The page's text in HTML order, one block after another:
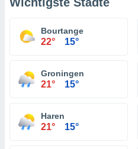
Bourtange
22° 15°
Groningen
21° 15°
Haren
21° 15°